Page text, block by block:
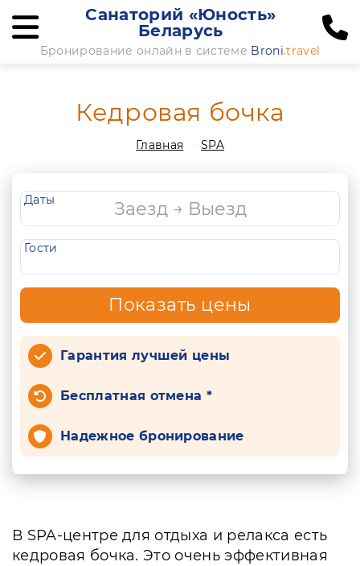
Санаторий «Юность»
Беларусь
Бронирование онлайн в системе Broni.travel
Кедровая бочка
Главная SPA
Даты
Гости
Показать цены
Гарантия лучшей цены
Бесплатная отмена *
Надежное бронирование
В SPA-центре для отдыха и релакса есть
кедровая бочка. Это очень эффективная